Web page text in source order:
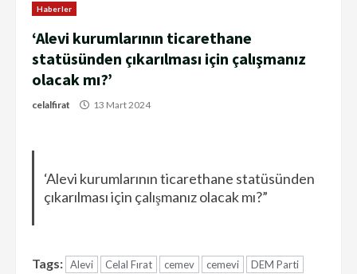
Haberler
‘Alevi kurumlarının ticarethane
statüsünden çıkarılması için çalışmanız
olacak mı?’
celalfirat 13 Mart 2024
‘Alevi kurumlarının ticarethane statüsünden
çıkarılması için çalışmanız olacak mı?”
Tags: Alevi Celal Fırat cemev cemevi
DEM Parti